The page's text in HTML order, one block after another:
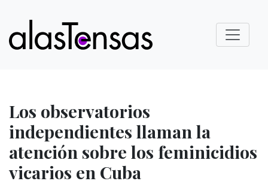
Los observatorios
independientes llaman la
atención sobre los feminicidios
vicarios en Cuba